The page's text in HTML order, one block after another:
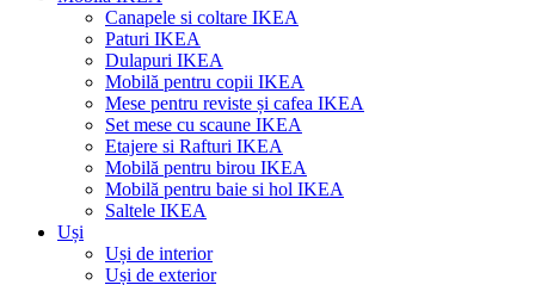
Canapele si coltare IKEA
Paturi IKEA
Dulapuri IKEA
Mobilă pentru copii IKEA
Mese pentru reviste și cafea IKEA
Set mese cu scaune IKEA
Etajere si Rafturi IKEA
Mobilă pentru birou IKEA
Mobilă pentru baie si hol IKEA
Saltele IKEA
Uși
Uși de interior
Uși de exterior